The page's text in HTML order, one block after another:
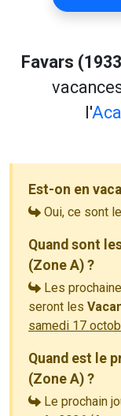
Favars
l'
Est-on en
Oui, ce sont
Quand sont
(Zone A) ?
Les
seront les
samedi 17
Quand est le
(Zone A) ?
Le prochain